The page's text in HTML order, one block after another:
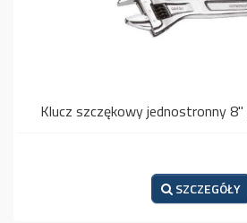
Klucz szczękowy jednostronny
SZCZEGÓŁY